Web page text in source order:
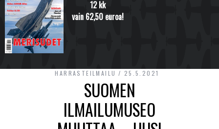
12 kk
vain 62,50 euroa!
HARRASTEILMAILU 25.5.2021
SUOMEN
ILMAILUMUSEO